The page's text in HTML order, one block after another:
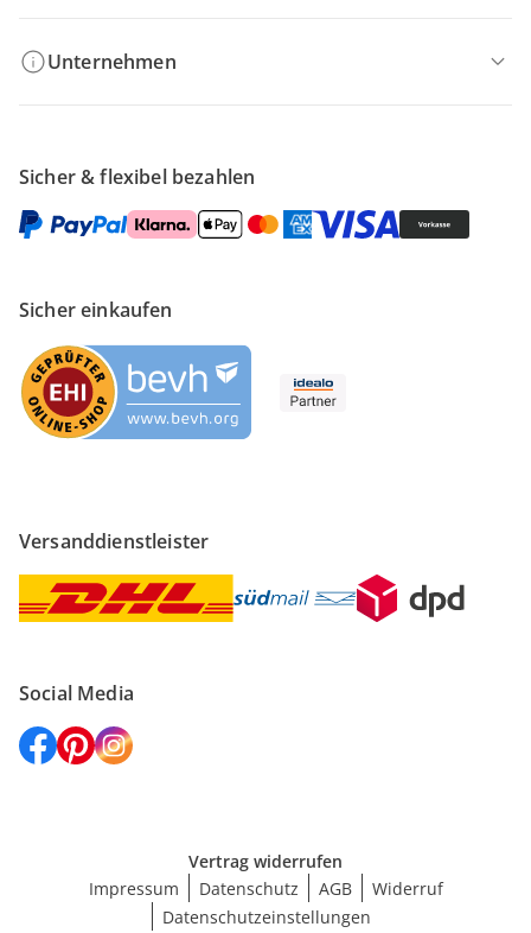
Unternehmen
Sicher & flexibel bezahlen
Sicher einkaufen
Versanddienstleister
Social Media
Vertrag widerrufen
Impressum
Datenschutz AGB
Widerruf
Datenschutzeinstellungen